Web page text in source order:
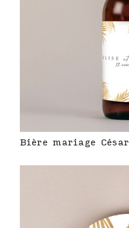
Bière mariage César